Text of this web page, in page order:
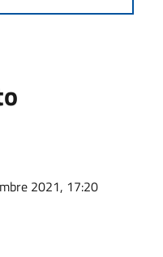
2021, 17:20